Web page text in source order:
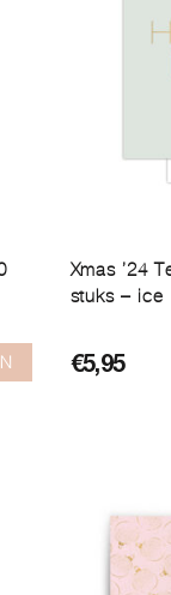
Xmas ’24
stuks – ice
€5,95